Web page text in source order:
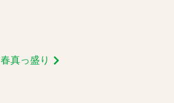
春真っ盛り